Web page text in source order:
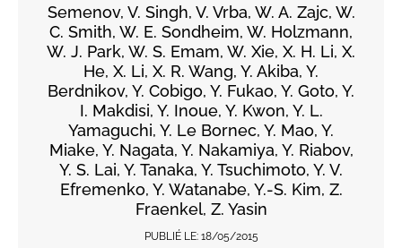
Semenov, V. Singh, V. Vrba, W. A. Zajc, W.
C. Smith, W. E. Sondheim, W. Holzmann,
W. J. Park, W. S. Emam, W. Xie, X. H. Li, X.
He, X. Li, X. R. Wang, Y. Akiba, Y.
Berdnikov, Y. Cobigo, Y. Fukao, Y. Goto, Y.
I. Makdisi, Y. Inoue, Y. Kwon, Y. L.
Yamaguchi, Y. Le Bornec, Y. Mao, Y.
Miake, Y. Nagata, Y. Nakamiya, Y. Riabov,
Y. S. Lai, Y. Tanaka, Y. Tsuchimoto, Y. V.
Efremenko, Y. Watanabe, Y.-S. Kim, Z.
Fraenkel, Z. Yasin
PUBLIÉ LE: 18/05/2015